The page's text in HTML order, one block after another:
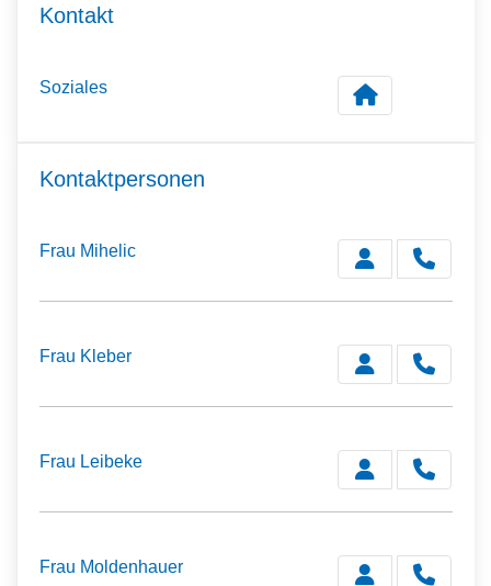
Kontakt
Soziales
Kontaktpersonen
Frau Mihelic
Frau Kleber
Frau Leibeke
Frau Moldenhauer